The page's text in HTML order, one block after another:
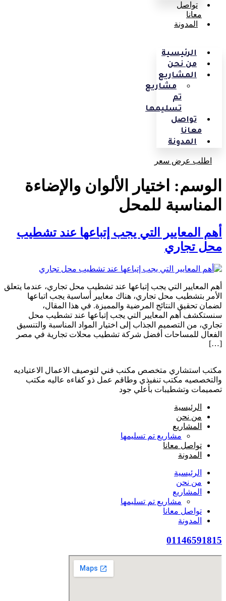
تواصل
معانا
المدونة
الرئيسية
من نحن
المشاريع
مشاريع
تم
تسليمها
تواصل
معانا
المدونة
اطلب عرض سعر
الوسم: اختيار الألوان والإضاءة
المناسبة للمحل
أهم المعايير التي يجب إتباعها عند تشطيب
محل تجاري
أهم المعايير التي يجب إتباعها عند تشطيب محل تجاري، عندما يتعلق
الأمر بتشطيب محل تجاري، هناك معايير أساسية يجب اتباعها
لضمان تحقيق النتائج المرضية والمميزة. في هذا المقال،
سنستكشف أهم المعايير التي يجب إتباعها عند تشطيب محل
تجاري، من التصميم الجذاب إلى اختيار المواد المناسبة والتنسيق
الفعال للمساحات أفضل شركة تشطيب محلات تجارية في مصر
[…]
مكتب استشاري متخصص مكنب فني لتوصيف الاعمال الاعتياديه
والتخصصيه مكتب تنفيذي وطاقم عمل ذو كفاءه عاليه مكتب
تصميمات وتشطيبات بأعلي جود
الرئيسية
من نحن
المشاريع
مشاريع تم تسليمها
تواصل معانا
المدونة
الرئيسية
من نحن
المشاريع
مشاريع تم تسليمها
تواصل معانا
المدونة
01146591815